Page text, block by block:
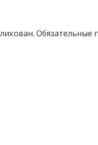
Обязательные